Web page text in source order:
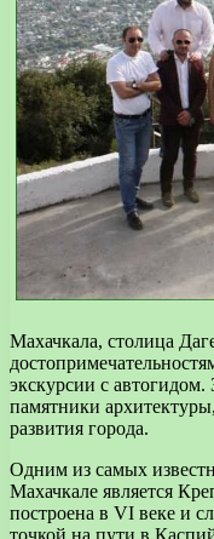
Махачкала, столица
экскурсии с
памятники
развития города.
Одним из самых
Махачкале является
построена в VI веке и
точкой на пути в